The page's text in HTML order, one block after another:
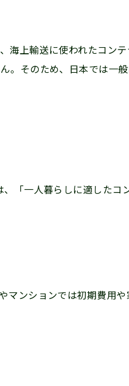
海上輸送に使われたコン
。そのため、日本では一
「一人暮らしに適したコ
マンションでは初期費用